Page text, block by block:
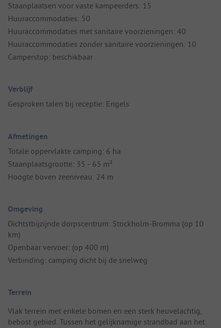
Staanplaatsen voor vaste kampeerders: 15
Huuraccommodaties: 50
Huuraccommodaties met sanitaire voorzieningen: 40
Huuraccommodaties zonder sanitaire voorzieningen: 10
Camperstop: beschikbaar
Verblijf
Gesproken talen bij receptie: Engels
Afmetingen
Totale oppervlakte camping: 6 ha
Staanplaatsgrootte: 35 - 65 m²
Hoogte boven zeeniveau: 24 m
Omgeving
Dichtstbijzijnde dorpscentrum: Stockholm-Bromma (op 10
km)
Openbaar vervoer: (op 400 m)
Verbinding: camping dicht bij de snelweg
Terrein
Vlak terrein met enkele bomen en een sterk heuvelachtig,
bebost gebied. Tussen het gelijknamige strandbad aan het